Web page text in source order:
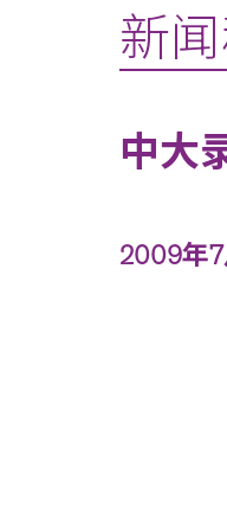
新
中大
2009年7